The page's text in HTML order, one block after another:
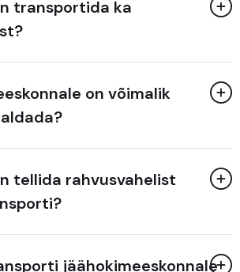
transportida ka
on võimalik
tellida rahvusvahelist
jäähokimeeskonnale